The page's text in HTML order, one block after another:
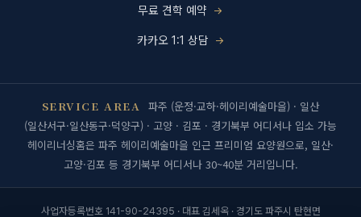
무료 견학 예약
카카오 1:1 상담
SERVICE AREA 파주 (운정·교하·헤이리예술마을) · 일산
(일산서구·일산동구·덕양구) · 고양 · 김포 · 경기북부 어디서나 입소 가능
헤이리너싱홈은 파주 헤이리예술마을 인근 프리미엄 요양원으로, 일산·
고양·김포 등 경기북부 어디서나 30~40분 거리입니다.
사업자등록번호 141-90-24395 · 대표 김세옥 · 경기도 파주시 탄현면